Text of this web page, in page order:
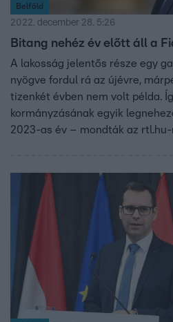
Belföld
2022. december 28. 5:26
Bitang nehéz év előtt áll a
A lakosság jelentős része egy
nyögve fordul rá az újévre,
tizenkét évben nem volt példa.
kormányzásának egyik
2023-as év – mondták az
eredménnyel kecsegtet, arra
hogy az elégedetlen tömeg az